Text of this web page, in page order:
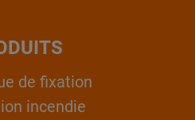
de fixation
incendie